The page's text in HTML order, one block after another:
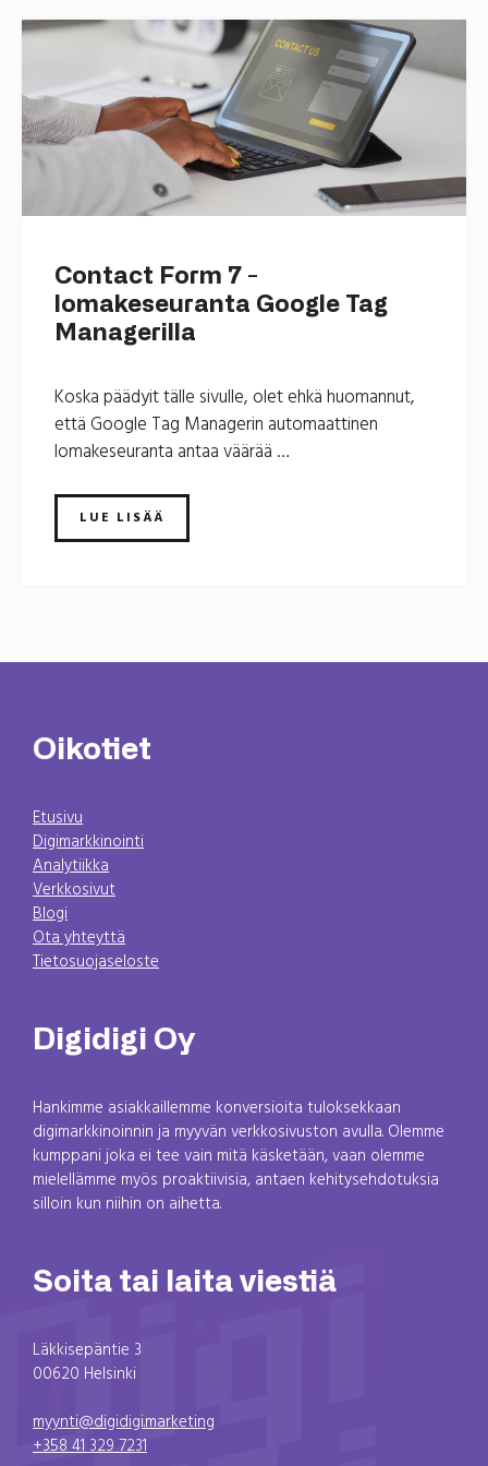
Contact Form 7 -
lomakeseuranta Google Tag
Managerilla
Koska päädyit tälle sivulle, olet ehkä huomannut,
että Google Tag Managerin automaattinen
lomakeseuranta antaa väärää …
LUE LISÄÄ
Oikotiet
Etusivu
Digimarkkinointi
Analytiikka
Verkkosivut
Blogi
Ota yhteyttä
Tietosuojaseloste
Digidigi Oy
Hankimme asiakkaillemme konversioita tuloksekkaan
digimarkkinoinnin ja myyvän verkkosivuston avulla. Olemme
kumppani joka ei tee vain mitä käsketään, vaan olemme
mielellämme myös proaktiivisia, antaen kehitysehdotuksia
silloin kun niihin on aihetta.
Soita tai laita viestiä
Läkkisepäntie 3
00620 Helsinki
myynti@digidigi.marketing
+358 41 329 7231